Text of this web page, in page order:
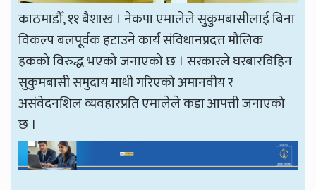
काठमाडौँ, ११ बैशाख । नेकपा एमालेले सुकुमबासीलाई बिना
विकल्प बलपूर्वक हटाउने कार्य संविधानप्रदत्त मौलिक
हकको विरुद्ध भएको जनाएको छ । सरकारले घरबारविहिन
सुकुमबासी समुदाय माथी गरिएको अमानवीय र
असंवेदनशिल व्यवहारप्रति एमालेले कडा आपत्ती जनाएको
छ ।